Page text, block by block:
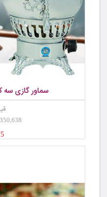
سماور گازی سه
15,350,638
5 عدد